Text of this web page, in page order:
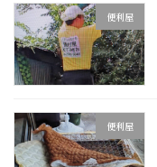
便利屋
便利屋